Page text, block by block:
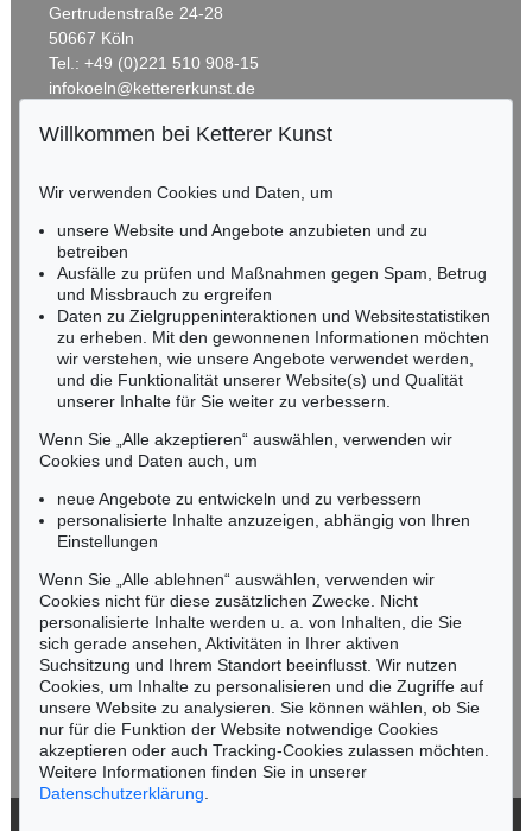
Auktion 298 - Lot 264
Süßes Ding
, 1991
Ergebnis:€ 11.900
Auktion 288 - Lot 591
HORST JANSSEN
(Sich) Regen bringt Segen (Galerie am Mönchsteich), 1992
Ergebnis:€ 11.349
Auktion 295 - Lot 783
HORST JANSSEN
Das Äffchen, 1984
Ergebnis:€ 10.710
Auktion 407 - Lot 255
Gertrudenstraße 24-28
50667 Köln
Tel.: +49 (0)221 510 908-15
infokoeln@kettererkunst.de
RHEINLAND-PFALZ
Miriam Heß
Tel.: +49 (0)62 21 58 80-038
Fax: +49 (0)62 21 58 80-595
infoheidelberg@kettererkunst.de
NORDDEUTSCHLAND
Nico Kassel, M.A.
Tel.: +49 (0)89 55244-164
Mobil: +49 (0)171 8618661
n.kassel@kettererkunst.de
Keine Auktion mehr verpassen!
Wir informieren Sie rechtzeitig.
Jetzt zum Newsletter anmelden >
Willkommen bei Ketterer Kunst
Wir verwenden Cookies und Daten, um
unsere Website und Angebote anzubieten und zu
betreiben
Ausfälle zu prüfen und Maßnahmen gegen Spam, Betrug
und Missbrauch zu ergreifen
Daten zu Zielgruppeninteraktionen und Websitestatistiken
zu erheben. Mit den gewonnenen Informationen möchten
wir verstehen, wie unsere Angebote verwendet werden,
und die Funktionalität unserer Website(s) und Qualität
unserer Inhalte für Sie weiter zu verbessern.
Wenn Sie „Alle akzeptieren“ auswählen, verwenden wir
Cookies und Daten auch, um
neue Angebote zu entwickeln und zu verbessern
personalisierte Inhalte anzuzeigen, abhängig von Ihren
Einstellungen
Wenn Sie „Alle ablehnen“ auswählen, verwenden wir
Cookies nicht für diese zusätzlichen Zwecke. Nicht
personalisierte Inhalte werden u. a. von Inhalten, die Sie
sich gerade ansehen, Aktivitäten in Ihrer aktiven
Suchsitzung und Ihrem Standort beeinflusst. Wir nutzen
Cookies, um Inhalte zu personalisieren und die Zugriffe auf
unsere Website zu analysieren. Sie können wählen, ob Sie
nur für die Funktion der Website notwendige Cookies
akzeptieren oder auch Tracking-Cookies zulassen möchten.
Weitere Informationen finden Sie in unserer
Datenschutzerklärung